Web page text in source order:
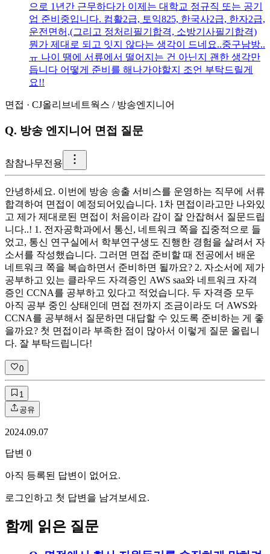
으로 1년간 근무하다가 이제는 대학교 정규직 또는 공기
업 준비중입니다. 컴활2급, 토익825, 한국사2급, 한자2급,
운전면허,(그리고 정처리필기합격, 소방기사필기합격)
뭔가 제대로 되고 잇지 않다는 생각이 드네요..중구남방..
ㅠ 나이 땜에 서류에서 떨어지는 건 아닌지 괜한 생각만
듭니다 어떻게 준비를 해나가야할지 조언 부탁드릴게
요!!
면접 · CJ올리브네트웍스 / 방송엔지니어
Q. 방송 엔지니어 면접 질문
참참나무전용
안녕하세요. 이번에 방송 송출 서비스를 운영하는 직무에 서류
합격하여 면접이 예정되어있습니다. 1차 면접이라고만 나와있
고 제가 제대로된 면접이 처음이라 감이 잘 안잡혀서 질문드립
니다..! 1. 전자공학과에서 통신, 네트워크 쪽을 집중적으로 들
었고, 통신 연구실에서 학부연구생도 진행한 경험을 살려서 자
소서를 작성했습니다. 그러면 면접 준비할 때 전공에서 배운
네트워크 쪽을 복습하면서 준비하면 될까요? 2. 자소서에 제가
공부하고 있는 클라우드 자격증인 AWS saa와 네트워크 자격
증인 CCNA를 공부하고 있다고 적었습니다. 두 자격증 모두
아직 공부 중인 상태인데 면접 전까지 조금이라도 더 AWS와
CCNA를 공부해서 질문하면 대답할 수 있도록 준비하는 게 좋
을까요? 첫 면접이라 부족한 점이 많아서 이렇게 질문 올립니
다. 잘 부탁드립니다!
0
1
공유
2024.09.07
답변 0
아직 등록된 답변이 없어요.
로그인하고 첫 답변을 남겨보세요.
함께 읽은 질문